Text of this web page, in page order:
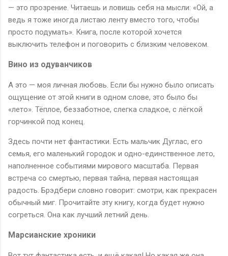
— это прозрение. Читаешь и ловишь себя на мысли: «Ой, а
ведь я тоже иногда листаю ленту вместо того, чтобы
просто подумать». Книга, после которой хочется
выключить телефон и поговорить с близким человеком.
Вино из одуванчиков
А это — моя личная любовь. Если бы нужно было описать
ощущение от этой книги в одном слове, это было бы
«лето». Тёплое, беззаботное, слегка сладкое, с лёгкой
горчинкой под конец.
Здесь почти нет фантастики. Есть мальчик Дуглас, его
семья, его маленький городок и одно-единственное лето,
наполненное событиями мирового масштаба. Первая
встреча со смертью, первая тайна, первая настоящая
радость. Брэдбери словно говорит: смотри, как прекрасен
обычный миг. Прочитайте эту книгу, когда будет нужно
согреться. Она как лучший летний день.
Марсианские хроники